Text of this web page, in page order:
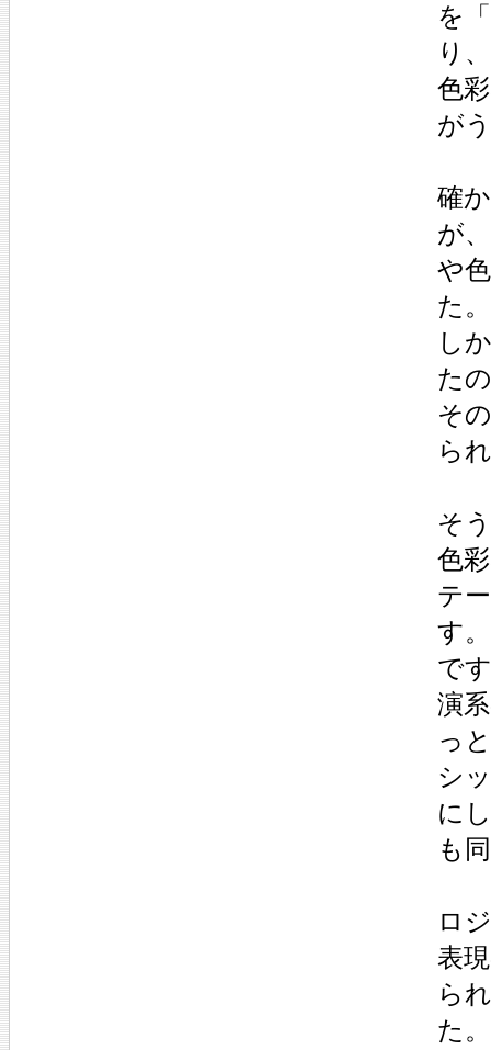
を
り
色
が
確
が
や
た。
し
た
そ
ら
そ
色
テ
す。
で
演
っ
シ
に
も
ロ
表
ら
た。